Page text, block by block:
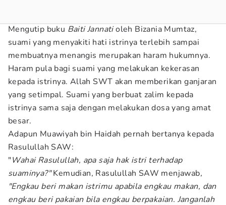
Mengutip buku Baiti Jannatioleh Bizania Mumtaz,
suami yang menyakiti hati istrinya terlebih sampai
membuatnya menangis merupakan haram hukumnya.
Haram pula bagi suami yang melakukan kekerasan
kepada istrinya. Allah SWT akan memberikan ganjaran
yang setimpal. Suami yang berbuat zalim kepada
istrinya sama saja dengan melakukan dosa yang amat
besar.
Adapun Muawiyah bin Haidah pernah bertanya kepada
Rasulullah SAW:
"Wahai Rasulullah, apa saja hak istri terhadap
suaminya?"Kemudian, Rasulullah SAW menjawab,
"Engkau beri makan istrimu apabila engkau makan, dan
engkau beri pakaian bila engkau berpakaian. Janganlah